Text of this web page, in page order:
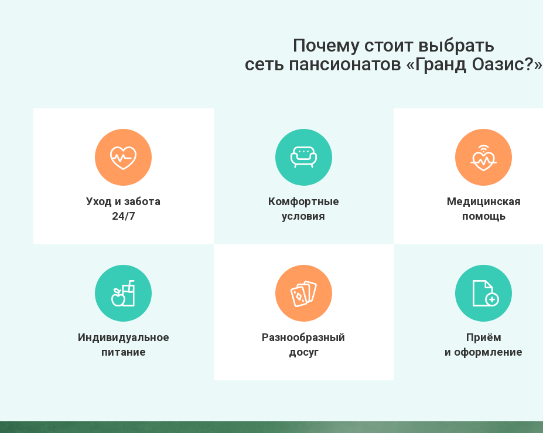
Почему стоит выбрать
сеть пансионатов «Гранд Оазис?»
Уход и забота
24/7
Комфортные
условия
Медицинская
помощь
Индивидуальное
питание
Разнообразный
досуг
Приём
и оформление